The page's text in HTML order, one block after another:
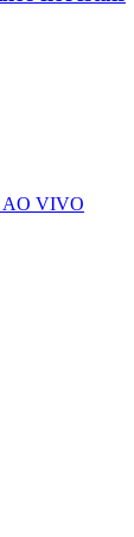
AO VIVO